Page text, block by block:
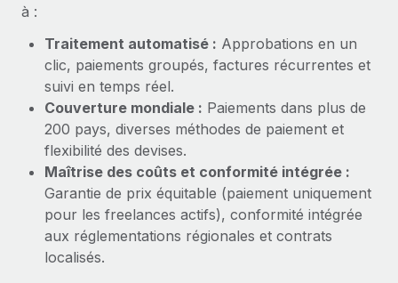
à :
Traitement automatisé : Approbations en un
clic, paiements groupés, factures récurrentes et
suivi en temps réel.
Couverture mondiale : Paiements dans plus de
200 pays, diverses méthodes de paiement et
flexibilité des devises.
Maîtrise des coûts et conformité intégrée :
Garantie de prix équitable (paiement uniquement
pour les freelances actifs), conformité intégrée
aux réglementations régionales et contrats
localisés.